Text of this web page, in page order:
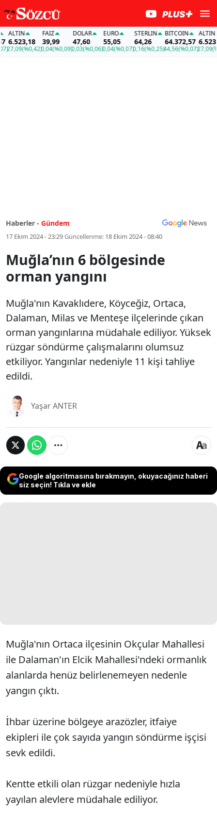
(%0,42)
FAİZ
39,99
0,04(%0,09)
DOLAR
47,60
0,03(%0,06)
EURO
55,05
0,04(%0,07)
STERLIN
64,26
0,16(%0,25)
BITCOIN
64.372,57
44,56(%0,07)
ALTIN
6.523,18
27,09(%0,42)
Haberler - Gündem
17 Ekim 2024 - 23:29Güncellenme: 18 Ekim 2024 - 08:40
Muğla’nın 6 bölgesinde
orman yangını
Muğla'nın Kavaklıdere, Köyceğiz, Ortaca,
Dalaman, Milas ve Menteşe ilçelerinde çıkan
orman yangınlarına müdahale ediliyor. Yüksek
rüzgar söndürme çalışmalarını olumsuz
etkiliyor. Yangınlar nedeniyle 11 kişi tahliye
edildi.
Yaşar ANTER
Google algoritmasına bırakmayın, okuyacağınız haberi
siz seçin! Tıkla ve ekle
Muğla'nın Ortaca ilçesinin Okçular Mahallesi
ile Dalaman'ın Elcik Mahallesi'ndeki ormanlık
alanlarda henüz belirlenemeyen nedenle
yangın çıktı.
İhbar üzerine bölgeye arazözler, itfaiye
ekipleri ile çok sayıda yangın söndürme işçisi
sevk edildi.
Kentte etkili olan rüzgar nedeniyle hızla
yayılan alevlere müdahale ediliyor.